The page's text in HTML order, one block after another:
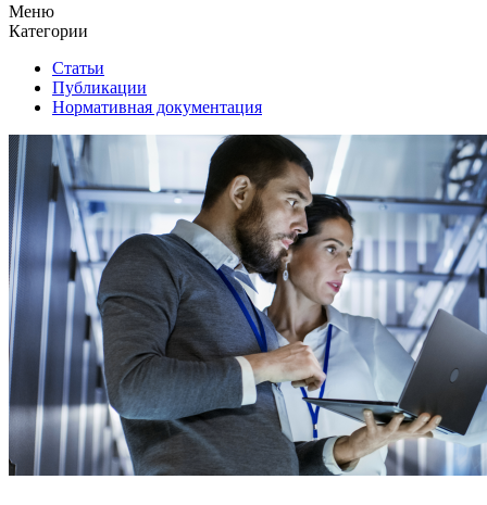
Меню
Категории
Статьи
Публикации
Нормативная документация